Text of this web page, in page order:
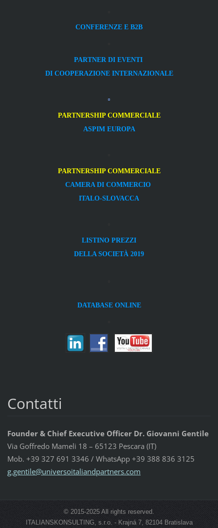
CONFERENZE E B2B
PARTNER DI EVENTI
DI COOPERAZIONE INTERNAZIONALE
PARTNERSHIP COMMERCIALE
ASPIM EUROPA
PARTNERSHIP COMMERCIALE
CAMERA DI COMMERCIO
ITALO-SLOVACCA
LISTINO PREZZI
DELLA SOCIETÀ 2019
DATABASE ONLINE
Contatti
Founder & Chief Executive Officer Dr. Giovanni Gentile
Via Goffredo Mameli 18 – 65123 Pescara (IT)
Mob. +39 327 691 3346 / WhatsApp +39 388 836 3125
g.gentile@universoitaliandpartners.com
© 2015-2025 All rights reserved.
ITALIANSKONSULTING, s.r.o. - Krajná 7, 82104 Bratislava